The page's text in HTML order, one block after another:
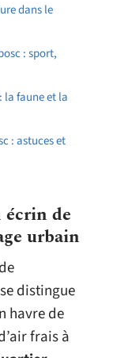
dans le
: sport,
la faune et la
: astuces et
écrin de
urbain
se distingue
havre de
frais à